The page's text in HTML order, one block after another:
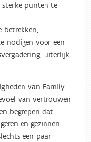
punten te
betrekken,
nodigen voor een
uiterlijk
van Family
van vertrouwen
begrepen dat
en gezinnen
een paar